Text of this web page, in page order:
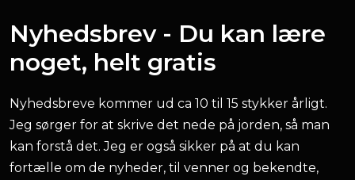
Nyhedsbrev - Du kan lære
noget, helt gratis
Nyhedsbreve kommer ud ca 10 til 15 stykker årligt.
Jeg sørger for at skrive det nede på jorden, så man
kan forstå det. Jeg er også sikker på at du kan
fortælle om de nyheder, til venner og bekendte,